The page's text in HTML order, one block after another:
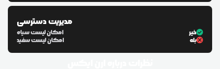
مدیریت دسترسی
امکان لیست سیاه
خیر
امکان لیست سفید
بله